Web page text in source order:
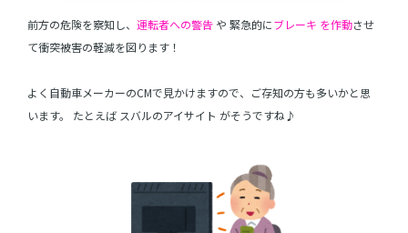
前方の危険を察知し、 運転者への警告 や 緊急的にブレーキ を作動させ
て衝突被害の軽減を図ります！
よく自動車メーカーのCMで見かけますので、ご存知の方も多いかと思
います。 たとえば スバルのアイサイト がそうですね♪